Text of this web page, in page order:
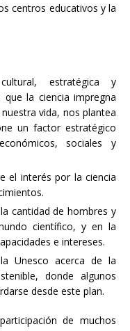
centros educativos y la
estratégica y
la ciencia impregna
vida, nos plantea
un factor estratégico
sociales y
el interés por la ciencia
cantidad de hombres y
científico, y en la
e intereses.
Unesco acerca de la
donde algunos
desde este plan.
de muchos